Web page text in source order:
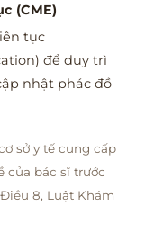
(CME)
tục
để duy trì
nhật phác đồ
sở y tế cung cấp
của bác sĩ trước
8, Luật Khám